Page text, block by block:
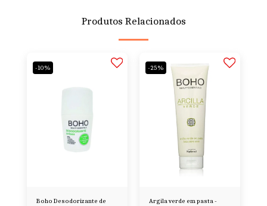
Produtos Relacionados
-10%
Boho Desodorizante de
-25%
Argila verde em pasta -